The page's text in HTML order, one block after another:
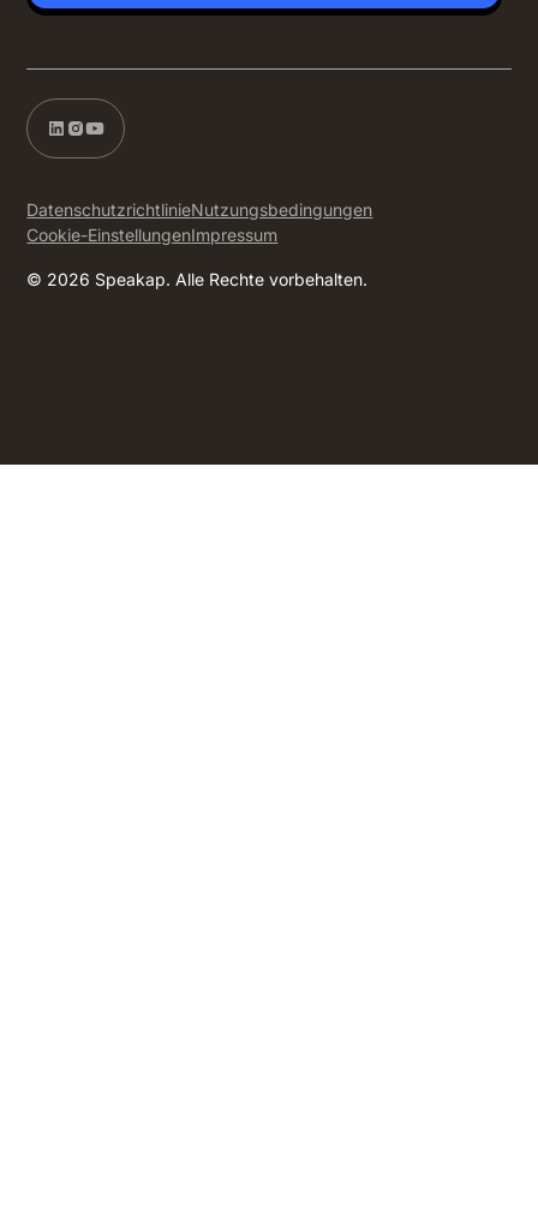
© 2026 Speakap. Alle Rechte vorbehalten.
DatenschutzrichtlinieNutzungsbedingungen
Cookie-EinstellungenImpressum